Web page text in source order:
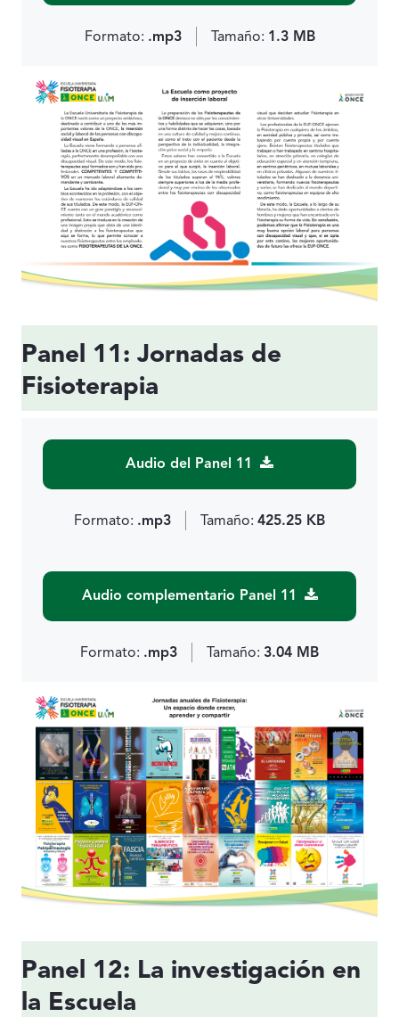
Formato: .mp3 Tamaño: 1.3 MB
Panel 11: Jornadas de
Fisioterapia
Audio del Panel 11
Formato: .mp3 Tamaño: 425.25 KB
Audio complementario Panel 11
Formato: .mp3 Tamaño: 3.04 MB
Panel 12: La investigación en
la Escuela